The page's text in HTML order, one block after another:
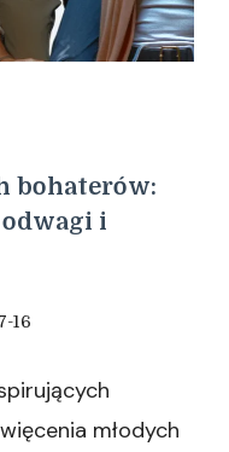
bohaterów:
i
16
młodych